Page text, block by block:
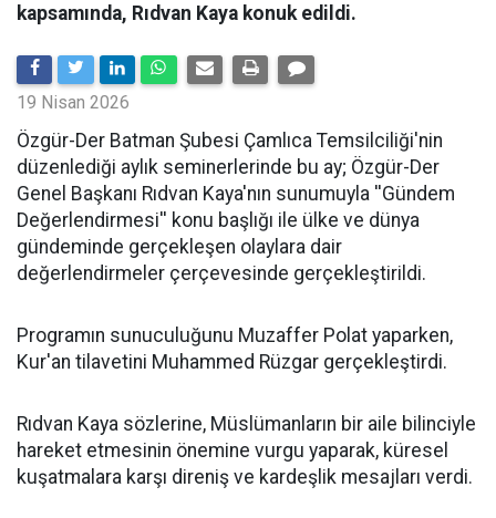
kapsamında, Rıdvan Kaya konuk edildi.
19 Nisan 2026
​Özgür-Der Batman Şubesi Çamlıca Temsilciliği'nin
düzenlediği aylık seminerlerinde bu ay; Özgür-Der
Genel Başkanı Rıdvan Kaya'nın sunumuyla ''Gündem
Değerlendirmesi'' konu başlığı ile ülke ve dünya
gündeminde gerçekleşen olaylara dair
değerlendirmeler çerçevesinde gerçekleştirildi.
Programın sunuculuğunu Muzaffer Polat yaparken,
Kur'an tilavetini Muhammed Rüzgar gerçekleştirdi.
Rıdvan Kaya sözlerine, Müslümanların bir aile bilinciyle
hareket etmesinin önemine vurgu yaparak, küresel
kuşatmalara karşı direniş ve kardeşlik mesajları verdi.